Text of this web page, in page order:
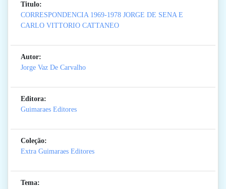
Titulo:
CORRESPONDENCIA 1969-1978 JORGE DE SENA E
CARLO VITTORIO CATTANEO
Autor:
Jorge Vaz De Carvalho
Editora:
Guimaraes Editores
Coleção:
Extra Guimaraes Editores
Tema: